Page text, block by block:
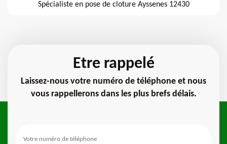
Spécialiste en pose de cloture Ayssenes 12430
Etre rappelé
Laissez-nous votre numéro de téléphone et nous
vous rappellerons dans les plus brefs délais.